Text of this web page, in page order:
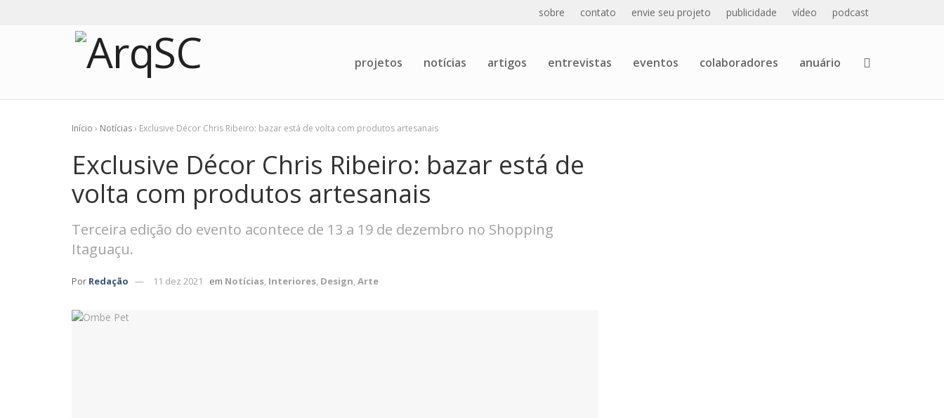
sobre contato envie seu projeto publicidade vídeo podcast
projetos notícias artigos entrevistas eventos colaboradores anuário
Início › Notícias› Exclusive Décor Chris Ribeiro: bazar está de volta com produtos artesanais
Exclusive Décor Chris Ribeiro: bazar está de
volta com produtos artesanais
Terceira edição do evento acontece de 13 a 19 de dezembro no Shopping
Itaguaçu.
Por Redação 11 dez 2021 em Notícias Interiores Design Arte